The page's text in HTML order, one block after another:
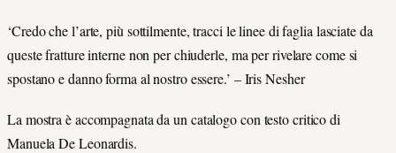
‘Credo che l’arte, più sottilmente, tracci le linee di faglia lasciate da
queste fratture interne non per chiuderle, ma per rivelare come si
spostano e danno forma al nostro essere.’ – Iris Nesher
La mostra è accompagnata da un catalogo con testo critico di
Manuela De Leonardis.